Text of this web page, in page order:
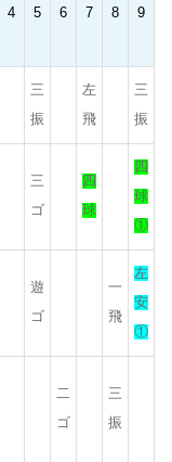
4 5 6 7 8 9
三
振
左
飛
三
振
三
ゴ
四
球
四
球
①
遊
ゴ
一
飛
左
安
①
二
ゴ
三
振